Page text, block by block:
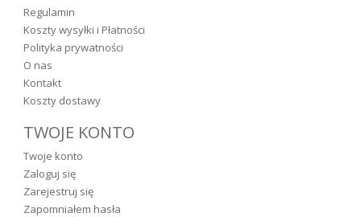
Regulamin
Koszty wysyłki i Płatności
Polityka prywatności
O nas
Kontakt
Koszty dostawy
TWOJE KONTO
Twoje konto
Zaloguj się
Zarejestruj się
Zapomniałem hasła